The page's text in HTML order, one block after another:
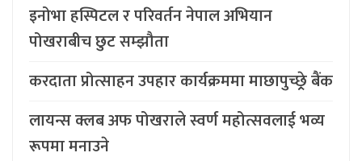
इनोभा हस्पिटल र परिवर्तन नेपाल अभियान
पोखराबीच छुट सम्झौता
करदाता प्रोत्साहन उपहार कार्यक्रममा माछापुच्छ्र्रे बैंक
लायन्स क्लब अफ पोखराले स्वर्ण महोत्सवलाई भव्य
रूपमा मनाउने